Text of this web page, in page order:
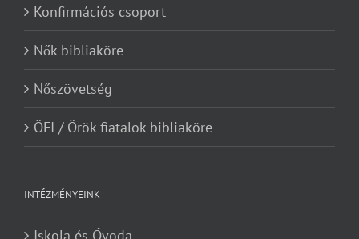
Konfirmációs csoport
Nők bibliaköre
Nőszövetség
ÖFI / Örök fiatalok bibliaköre
INTÉZMÉNYEINK